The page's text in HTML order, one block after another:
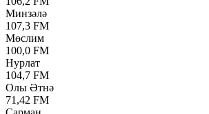
Минзәлә
107,3 FM
Мөслим
100,0 FM
Нурлат
104,7 FM
Олы Әтнә
71,42 FM